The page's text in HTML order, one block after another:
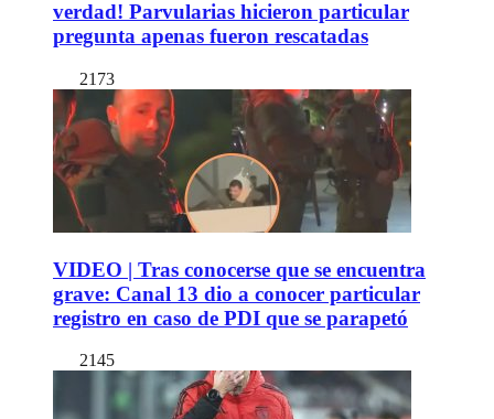
verdad! Parvularias hicieron particular
pregunta apenas fueron rescatadas
2173
VIDEO | Tras conocerse que se encuentra
grave: Canal 13 dio a conocer particular
registro en caso de PDI que se parapetó
2145